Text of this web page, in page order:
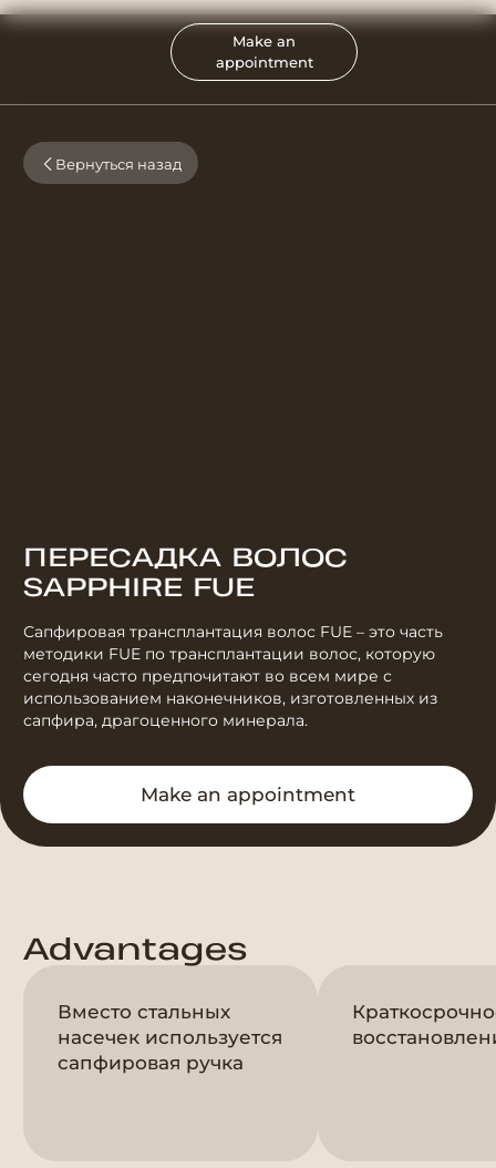
Make an
appointment
Вернуться назад
ПЕРЕСАДКА ВОЛОС
SAPPHIRE FUE
Сапфировая трансплантация волос FUE – это часть
методики FUE по трансплантации волос, которую
сегодня часто предпочитают во всем мире с
использованием наконечников, изготовленных из
сапфира, драгоценного минерала.
Make an appointment
Advantages
Вместо стальных
насечек используется
сапфировая ручка